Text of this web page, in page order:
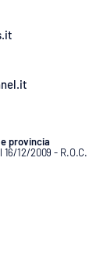
provincia
12/2009 - R.O.C.